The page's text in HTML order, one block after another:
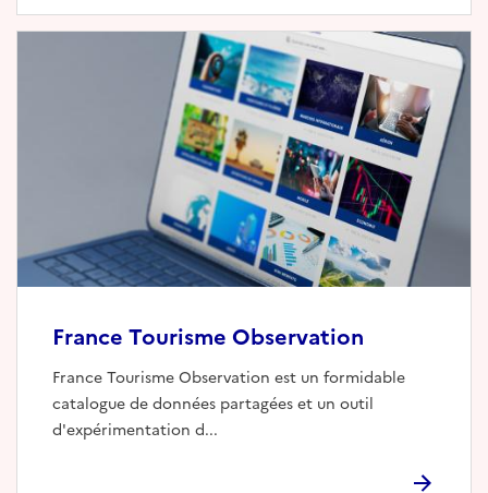
France Tourisme Observation
France Tourisme Observation est un formidable
catalogue de données partagées et un outil
d'expérimentation d...